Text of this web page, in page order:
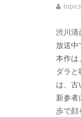
渋川清
放送中
本作は
ダラ
は、古
新参者
歩で顔